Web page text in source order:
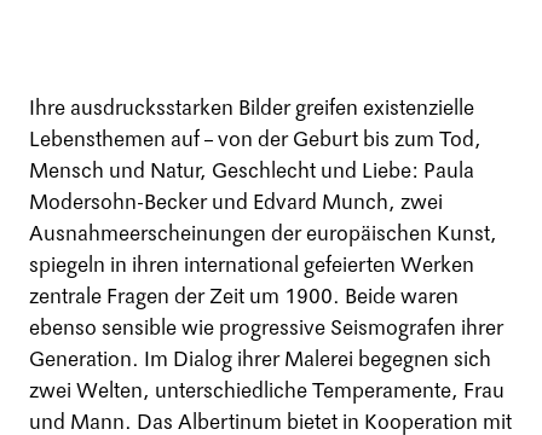
Ihre ausdrucksstarken Bilder greifen existenzielle
Lebensthemen auf – von der Geburt bis zum Tod,
Mensch und Natur, Geschlecht und Liebe: Paula
Modersohn-Becker und Edvard Munch, zwei
Ausnahmeerscheinungen der europäischen Kunst,
spiegeln in ihren international gefeierten Werken
zentrale Fragen der Zeit um 1900. Beide waren
ebenso sensible wie progressive Seismografen ihrer
Generation. Im Dialog ihrer Malerei begegnen sich
zwei Welten, unterschiedliche Temperamente, Frau
und Mann. Das Albertinum bietet in Kooperation mit